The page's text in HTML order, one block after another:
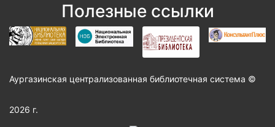
Полезные ссылки
Аургазинская централизованная библиотечная система ©
2026 г.